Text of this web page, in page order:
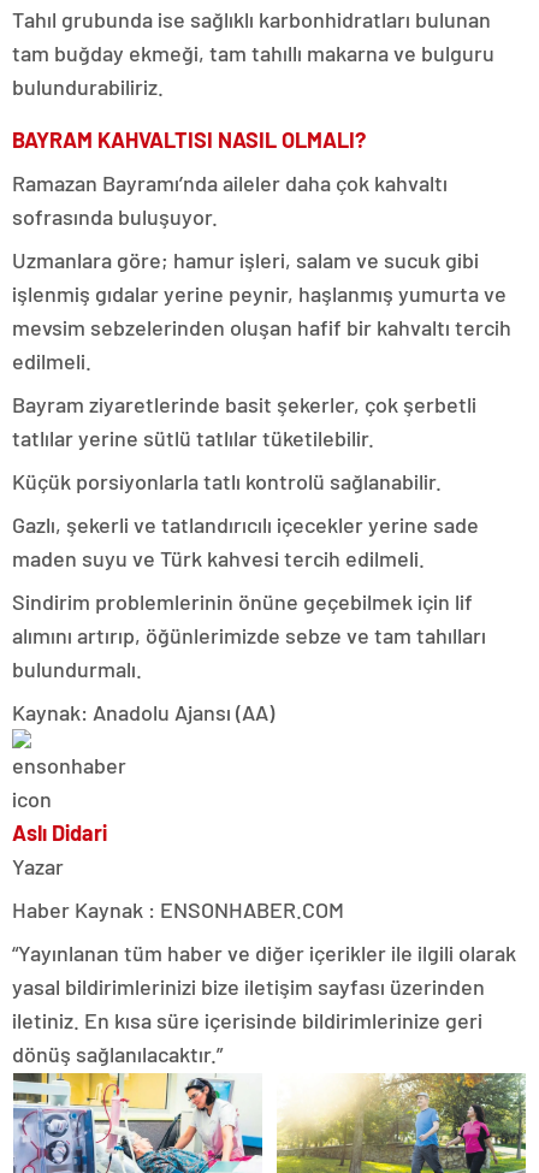
Tahıl grubunda ise sağlıklı karbonhidratları bulunan
tam buğday ekmeği, tam tahıllı makarna ve bulguru
bulundurabiliriz.
BAYRAM KAHVALTISI NASIL OLMALI?
Ramazan Bayramı’nda aileler daha çok kahvaltı
sofrasında buluşuyor.
Uzmanlara göre; hamur işleri, salam ve sucuk gibi
işlenmiş gıdalar yerine peynir, haşlanmış yumurta ve
mevsim sebzelerinden oluşan hafif bir kahvaltı tercih
edilmeli.
Bayram ziyaretlerinde basit şekerler, çok şerbetli
tatlılar yerine sütlü tatlılar tüketilebilir.
Küçük porsiyonlarla tatlı kontrolü sağlanabilir.
Gazlı, şekerli ve tatlandırıcılı içecekler yerine sade
maden suyu ve Türk kahvesi tercih edilmeli.
Sindirim problemlerinin önüne geçebilmek için lif
alımını artırıp, öğünlerimizde sebze ve tam tahılları
bulundurmalı.
Kaynak: Anadolu Ajansı (AA)
Aslı Didari
Yazar
Haber Kaynak : ENSONHABER.COM
“Yayınlanan tüm haber ve diğer içerikler ile ilgili olarak
yasal bildirimlerinizi bize iletişim sayfası üzerinden
iletiniz. En kısa süre içerisinde bildirimlerinize geri
dönüş sağlanılacaktır.”